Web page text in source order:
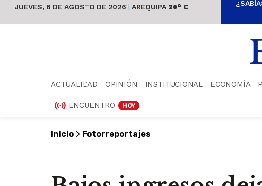
JUEVES, 6 DE AGOSTO DE 2026 | AREQUIPA 20° C
ACTUALIDAD OPINIÓN INSTITUCIONAL ECONOMÍA
ENCUENTRO HOY
Inicio > Fotorreportajes